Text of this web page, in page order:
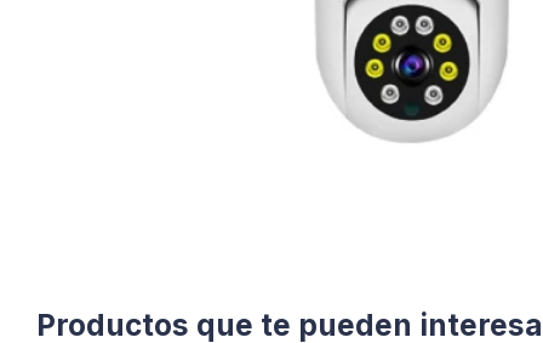
Productos que te pueden